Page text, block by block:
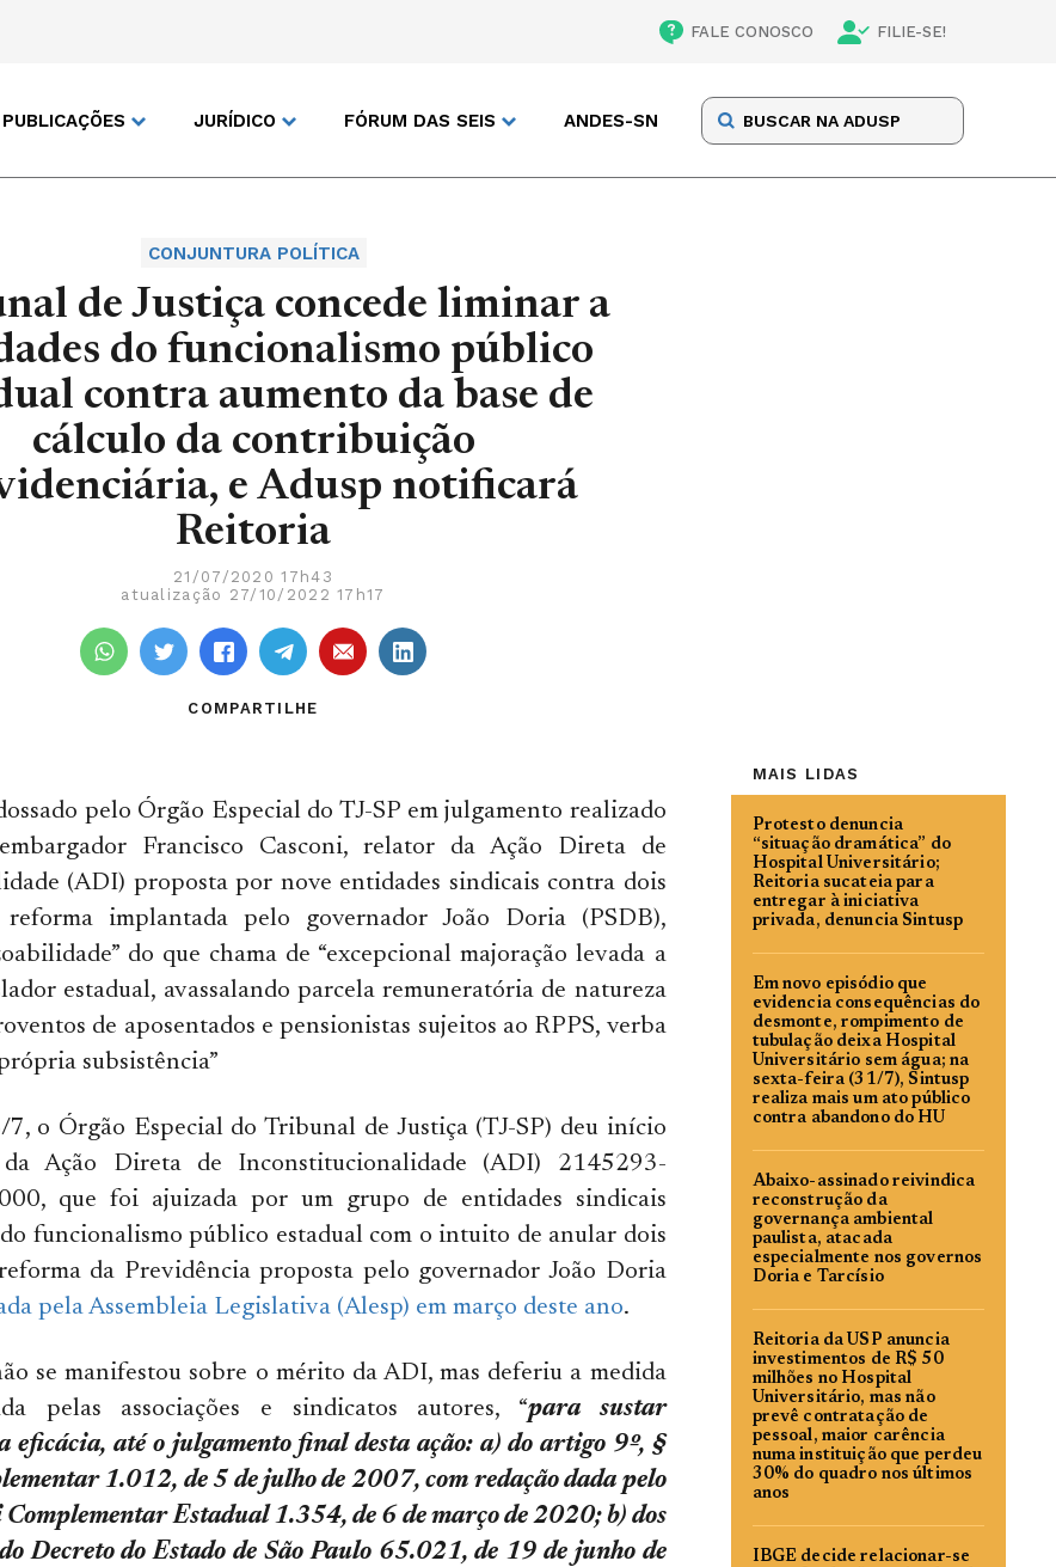
FALE CONOSCO FILIE-SE!
PUBLICAÇÕES JURÍDICO FÓRUM DAS SEIS ANDES-SN
CONJUNTURA POLÍTICA
de Justiça concede liminar a
do funcionalismo público
contra aumento da base de
cálculo da contribuição
e Adusp notificará
Reitoria
21/07/2020 17h43
atualização 27/10/2022 17h17
COMPARTILHE
pelo Órgão Especial do TJ-SP em julgamento realizado
Francisco Casconi, relator da Ação Direta de
(ADI) proposta por nove entidades sindicais contra dois
reforma implantada pelo governador João Doria (PSDB),
do que chama de “excepcional majoração levada a
estadual, avassalando parcela remuneratória de natureza
de aposentados e pensionistas sujeitos ao RPPS, verba
subsistência”
o Órgão Especial do Tribunal de Justiça (TJ-SP) deu início
Ação Direta de Inconstitucionalidade (ADI) 2145293-
que foi ajuizada por um grupo de entidades sindicais
funcionalismo público estadual com o intuito de anular dois
da Previdência proposta pelo governador João Doria
pela Assembleia Legislativa (Alesp) em março deste ano.
se manifestou sobre o mérito da ADI, mas deferiu a medida
pelas associações e sindicatos autores, “para sustar
eficácia, até o julgamento final desta ação: a) do artigo 9º, §
1.012, de 5 de julho de 2007, com redação dada pelo
Estadual 1.354, de 6 de março de 2020; b) dos
Decreto do Estado de São Paulo 65.021, de 19 de junho de
MAIS LIDAS
Protesto denuncia
“situação dramática” do
Hospital Universitário;
Reitoria sucateia para
entregar à iniciativa
privada, denuncia Sintusp
Em novo episódio que
evidencia consequências do
desmonte, rompimento de
tubulação deixa Hospital
Universitário sem água; na
sexta-feira (31/7), Sintusp
realiza mais um ato público
contra abandono do HU
Abaixo-assinado reivindica
reconstrução da
governança ambiental
paulista, atacada
especialmente nos governos
Doria e Tarcísio
Reitoria da USP anuncia
investimentos de R$ 50
milhões no Hospital
Universitário, mas não
prevê contratação de
pessoal, maior carência
numa instituição que perdeu
30% do quadro nos últimos
anos
IBGE decide relacionar-se